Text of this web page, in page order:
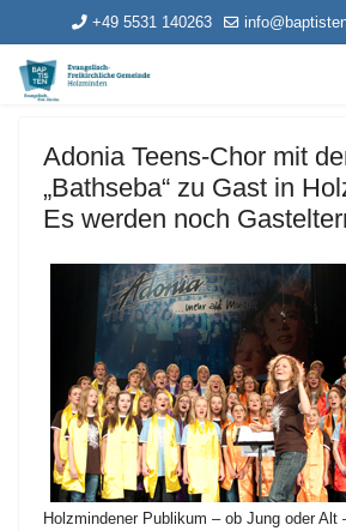
+49 5531 140263
Adonia Teens-Chor mit
„Bathseba“ zu Gast in
Es werden noch
Holzmindener Publikum – ob Jung oder Alt